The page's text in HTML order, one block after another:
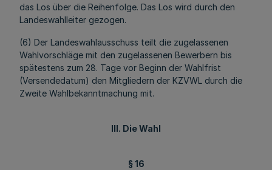
das Los über die Reihenfolge. Das Los wird durch den
Landeswahlleiter gezogen.
(6) Der Landeswahlausschuss teilt die zugelassenen
Wahlvorschläge mit den zugelassenen Bewerbern bis
spätestens zum 28. Tage vor Beginn der Wahlfrist
(Versendedatum) den Mitgliedern der KZVWL durch die
Zweite Wahlbekanntmachung mit.
III. Die Wahl
§ 16